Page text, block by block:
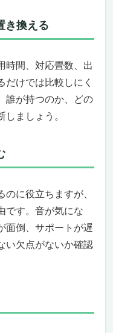
ソコンのポイント
取引初心者に最適
スで取引チャンス
15が最適！
株取引ライフを始
ンの条件とは？
ートパソコンの魅
き換える
時間、対応畳数、出
だけでは比較しにく
誰が持つのか、どの
ましょう。
に役立ちますが、
です。音が気にな
面倒、サポートが遅
い欠点がないか確認